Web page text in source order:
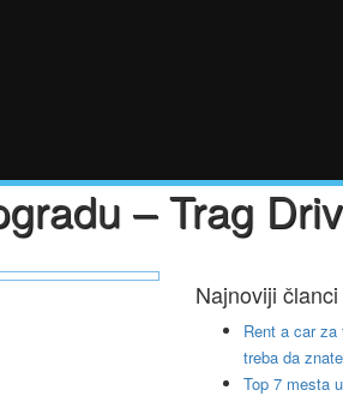
– Trag
Najnoviji članci
Rent a car
treba da znate
Top 7 mesta